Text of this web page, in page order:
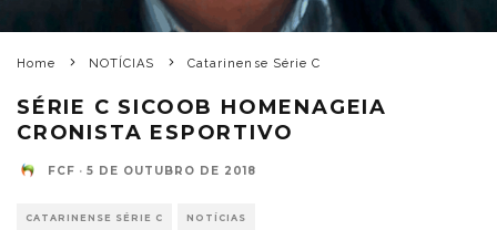
Home NOTÍCIAS Catarinense Série C
SÉRIE C SICOOB HOMENAGEIA
CRONISTA ESPORTIVO
FCF · 5 DE OUTUBRO DE 2018
CATARINENSE SÉRIE C NOTÍCIAS